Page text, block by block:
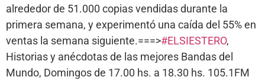
alrededor de 51.000 copias vendidas durante la
primera semana, y experimentó una caída del 55% en
ventas la semana siguiente.===>#ELSIESTERO,
Historias y anécdotas de las mejores Bandas del
Mundo, Domingos de 17.00 hs. a 18.30 hs. 105.1FM